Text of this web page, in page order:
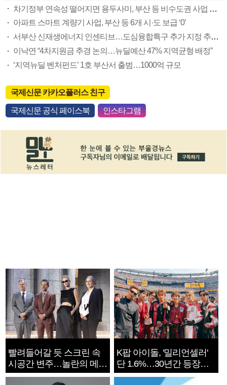
차기정부 연속성 떨어지면 용두사미, 부산 등 비수도권 사업 눈에 안 띄어
아파트 스마트 계량기 사업, 부산 등 6개 시·도 보급 ‘0’
서부산 신재생에너지 인센티브…도심융합특구 추가 지정 추진도
이낙연 “4차지원금 추경 논의…뉴딜예산 47% 지역균형 배정”
‘지역뉴딜 벤처펀드’ 1호 부산서 출범…1000억 규모
국제신문 카카오플러스 친구
국제신문 공식 페이스북 인스타그램
빨려들어갈 듯 스크린 속
시공간 변주…놀란의 메시
지는 ‘전쟁 속죄’
K팝 아이돌, '밀리언셀러'
단 1.6%…30년간 등장
1182개팀 전수조사